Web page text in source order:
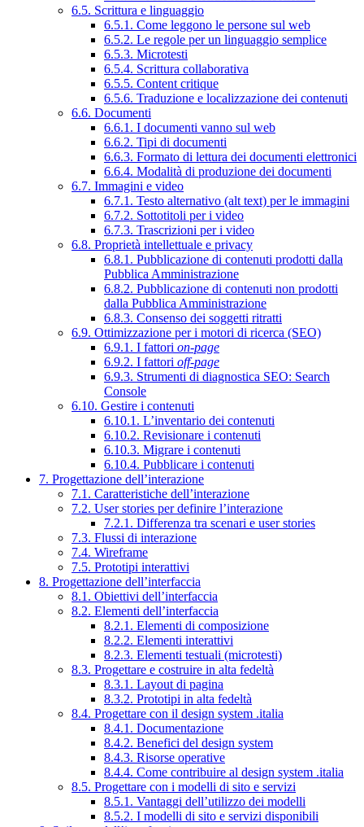
6.5. Scrittura e linguaggio
6.5.1. Come leggono le persone sul web
6.5.2. Le regole per un linguaggio semplice
6.5.3. Microtesti
6.5.4. Scrittura collaborativa
6.5.5. Content critique
6.5.6. Traduzione e localizzazione dei contenuti
6.6. Documenti
6.6.1. I documenti vanno sul web
6.6.2. Tipi di documenti
6.6.3. Formato di lettura dei documenti elettronici
6.6.4. Modalità di produzione dei documenti
6.7. Immagini e video
6.7.1. Testo alternativo (alt text) per le immagini
6.7.2. Sottotitoli per i video
6.7.3. Trascrizioni per i video
6.8. Proprietà intellettuale e privacy
6.8.1. Pubblicazione di contenuti prodotti dalla
Pubblica Amministrazione
6.8.2. Pubblicazione di contenuti non prodotti
dalla Pubblica Amministrazione
6.8.3. Consenso dei soggetti ritratti
6.9. Ottimizzazione per i motori di ricerca (SEO)
6.9.1. I fattori on-page
6.9.2. I fattori off-page
6.9.3. Strumenti di diagnostica SEO: Search
Console
6.10. Gestire i contenuti
6.10.1. L’inventario dei contenuti
6.10.2. Revisionare i contenuti
6.10.3. Migrare i contenuti
6.10.4. Pubblicare i contenuti
7. Progettazione dell’interazione
7.1. Caratteristiche dell’interazione
7.2. User stories per definire l’interazione
7.2.1. Differenza tra scenari e user stories
7.3. Flussi di interazione
7.4. Wireframe
7.5. Prototipi interattivi
8. Progettazione dell’interfaccia
8.1. Obiettivi dell’interfaccia
8.2. Elementi dell’interfaccia
8.2.1. Elementi di composizione
8.2.2. Elementi interattivi
8.2.3. Elementi testuali (microtesti)
8.3. Progettare e costruire in alta fedeltà
8.3.1. Layout di pagina
8.3.2. Prototipi in alta fedeltà
8.4. Progettare con il design system .italia
8.4.1. Documentazione
8.4.2. Benefici del design system
8.4.3. Risorse operative
8.4.4. Come contribuire al design system .italia
8.5. Progettare con i modelli di sito e servizi
8.5.1. Vantaggi dell’utilizzo dei modelli
8.5.2. I modelli di sito e servizi disponibili